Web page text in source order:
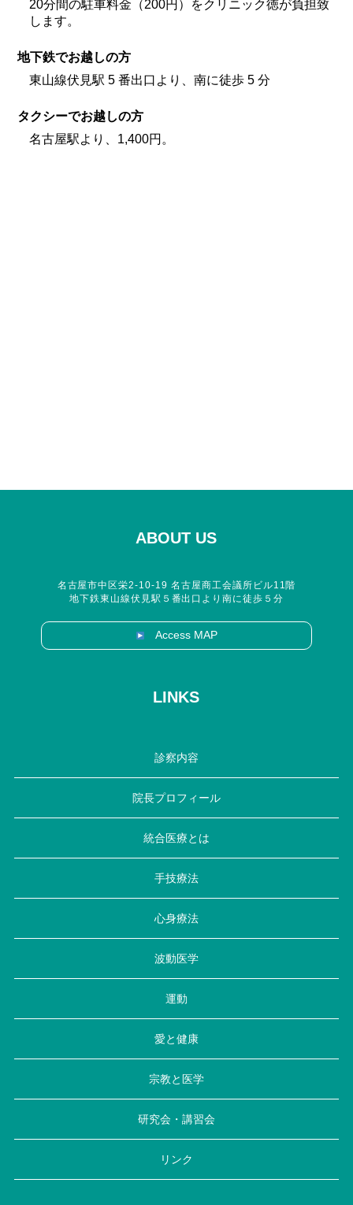
20分間の駐車料金（200円）をクリニック徳が負担致
します。
地下鉄でお越しの方
東山線伏見駅 5 番出口より、南に徒歩 5 分
タクシーでお越しの方
名古屋駅より、1,400円。
ABOUT US
名古屋市中区栄2-10-19 名古屋商工会議所ビル11階
地下鉄東山線伏見駅５番出口より南に徒歩５分
Access MAP
LINKS
診察内容
院長プロフィール
統合医療とは
手技療法
心身療法
波動医学
運動
愛と健康
宗教と医学
研究会・講習会
リンク